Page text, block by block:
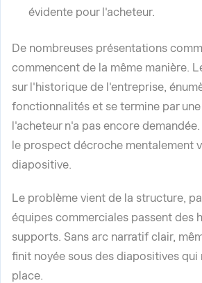
évidente pour l'acheteur.
De nombreuses présentations
commencent de la même manière.
sur l'historique de l'entreprise,
fonctionnalités et se termine par
l'acheteur n'a pas encore
le prospect décroche mentalement
diapositive.
Le problème vient de la structure,
équipes commerciales passent des
supports. Sans arc narratif clair,
finit noyée sous des diapositives qui
place.